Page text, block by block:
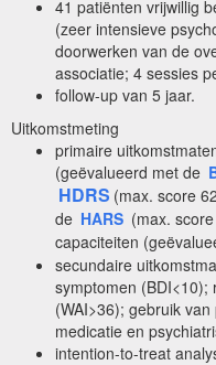
41 patiënten vrijwillig
(zeer intensieve
doorwerken van de
associatie; 4 sessies
follow-up van 5 jaar.
Uitkomstmeting
primaire
(geëvalueerd met de
HDRS (max. score
de HARS (max.
capaciteiten
secundaire
symptomen (BDI<10);
(WAI>36); gebruik
medicatie en
intention-to-treat